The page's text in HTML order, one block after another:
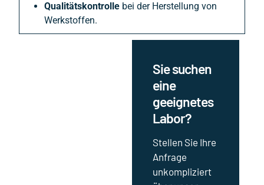
Qualitätskontrolle bei der Herstellung von
Werkstoffen.
Sie suchen
eine
geeignetes
Labor?
Stellen Sie Ihre
Anfrage
unkompliziert